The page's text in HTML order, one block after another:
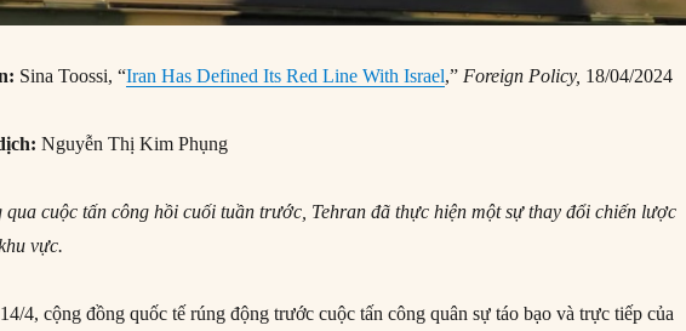
Sina Toossi, “Iran Has Defined Its Red Line With Israel,” Foreign Policy, 18/04/2024
Nguyễn Thị Kim Phụng
qua cuộc tấn công hồi cuối tuần trước, Tehran đã thực hiện một sự thay đổi chiến lược
vực.
4, cộng đồng quốc tế rúng động trước cuộc tấn công quân sự táo bạo và trực tiếp của